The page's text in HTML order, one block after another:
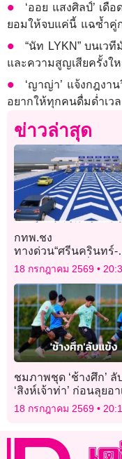
‘ออย แสงศิลป์’ เดื
ยอมให้จบแค่นี้ แฉซ้ำคู่
“นัท LYKN” บนเว
และความสูญเสียครั้งใ
‘ญาญ่า’ แจ้งกฎงา
อยากให้ทุกคนดื่มด่ำเว
ข่าวล่าสุด
กทพ.ชง
ทางด่วน“ศรีนครินทร์-
สุวรรณภูมิ”2หมื่นล้าน
บอร์ดก.ย.นี้สร้างปี72เปิ
บริการ75
18 กรกฎาคม 2569
ชมภาพชุด ‘ช้างศึก’ ลั
‘สิงห์เจ้าท่า’ ก่อนลุยอ
คัพ
18 กรกฎาคม 2569